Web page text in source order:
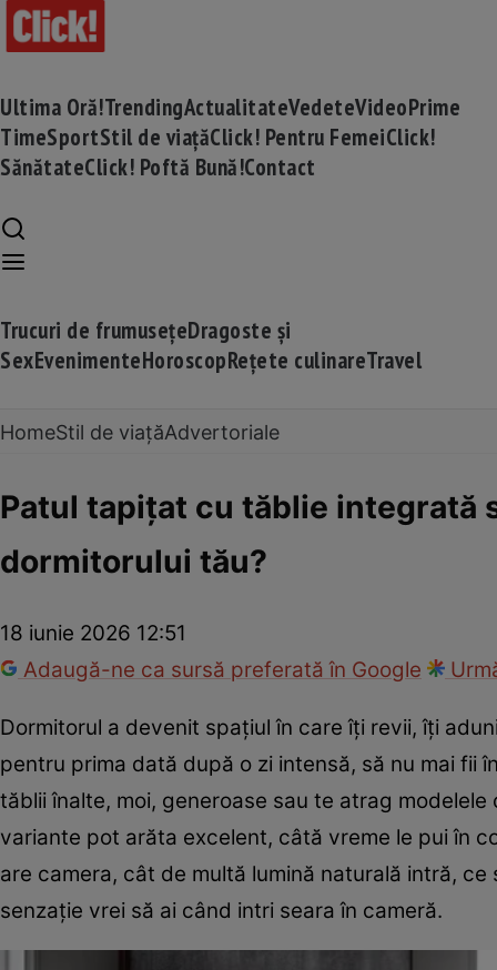
Ultima Oră!TrendingActualitateVedeteVideoPrime
TimeSportStil de viațăClick! Pentru FemeiClick!
SănătateClick! Poftă Bună!Contact
Trucuri de frumusețeDragoste și
SexEvenimenteHoroscopRețete culinareTravel
HomeStil de viațăAdvertoriale
Patul tapițat cu tăblie integrată
dormitorului tău?
18 iunie 2026 12:51
Adaugă-ne ca sursă preferată în Google
Dormitorul a devenit spațiul în care îți revii, îți
pentru prima dată după o zi intensă, să nu mai fii
tăblii înalte, moi, generoase sau te atrag
variante pot arăta excelent, câtă vreme le pui în
are camera, cât de multă lumină naturală intră,
senzație vrei să ai când intri seara în cameră.